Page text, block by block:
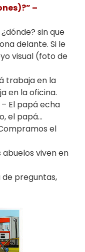
–
sin que
delante. Si le
visual (foto de
trabaja en la
en la oficina.
El papá echa
el papá…
el
abuelos viven en
de preguntas,